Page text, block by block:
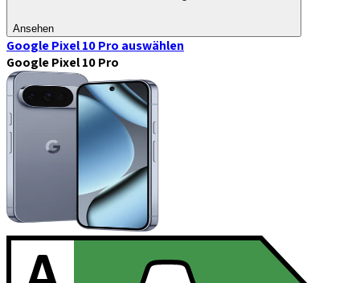
Ansehen
Google Pixel 10 Pro auswählen
Google Pixel 10 Pro